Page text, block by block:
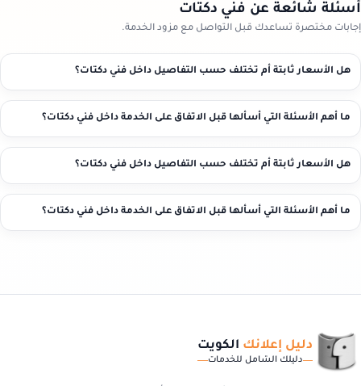
أسئلة شائعة عن فني دكتات
إجابات مختصرة تساعدك قبل التواصل مع مزود الخدمة.
هل الأسعار ثابتة أم تختلف حسب التفاصيل داخل فني دكتات؟
ما أهم الأسئلة التي أسألها قبل الاتفاق على الخدمة داخل فني دكتات؟
هل الأسعار ثابتة أم تختلف حسب التفاصيل داخل فني دكتات؟
ما أهم الأسئلة التي أسألها قبل الاتفاق على الخدمة داخل فني دكتات؟
دليل إعلانك الكويت
دليلك الشامل للخدمات